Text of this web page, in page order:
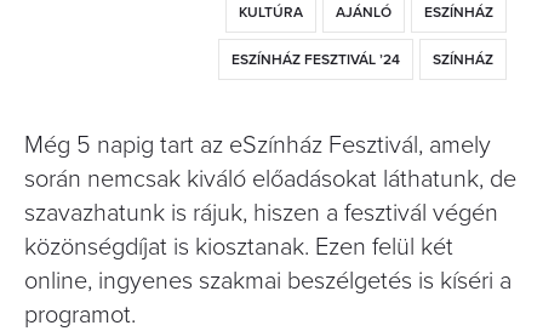
KULTÚRA AJÁNLÓ ESZÍNHÁZ
ESZÍNHÁZ FESZTIVÁL ’24 SZÍNHÁZ
Még 5 napig tart az eSzínház Fesztivál, amely
során nemcsak kiváló előadásokat láthatunk, de
szavazhatunk is rájuk, hiszen a fesztivál végén
közönségdíjat is kiosztanak. Ezen felül két
online, ingyenes szakmai beszélgetés is kíséri a
programot.